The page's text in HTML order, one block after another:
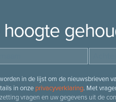
in de lijst om de nieuwsbrieven
in onze privacyverklaring. Met
vragen en uw gegevens uit de